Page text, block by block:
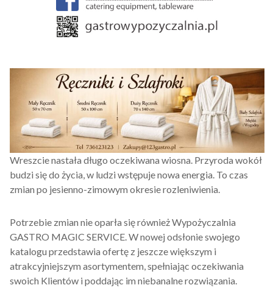
Wreszcie nastała długo oczekiwana wiosna. Przyroda wokół
budzi się do życia, w ludzi wstępuje nowa energia. To czas
zmian po jesienno-zimowym okresie rozleniwienia.
Potrzebie zmian nie oparła się również Wypożyczalnia
GASTRO MAGIC SERVICE. W nowej odsłonie swojego
katalogu przedstawia ofertę z jeszcze większym i
atrakcyjniejszym asortymentem, spełniając oczekiwania
swoich Klientów i poddając im niebanalne rozwiązania.